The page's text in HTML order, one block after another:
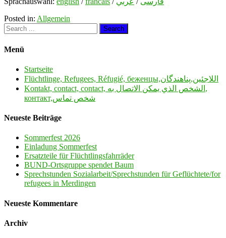
Posted in: Allgemein
Menü
Startseite
Flüchtlinge, Refugees, Réfugié, беженцы,اللاجئين,پناهندگان
Kontakt, contact, contact, الشخص الذي يمكن الاتصال به,
контакт,شخص تماس
Neueste Beiträge
Sommerfest 2026
Einladung Sommerfest
Ersatzteile für Flüchtlingsfahrräder
BUND-Ortsgruppe spendet Baum
Sprechstunden Sozialarbeit/Sprechstunden für Geflüchtete/for
refugees in Merdingen
Neueste Kommentare
Archiv